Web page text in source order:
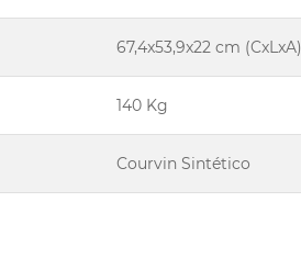
67,4x53,9x22 cm (CxLxA)
140 Kg
Courvin Sintético